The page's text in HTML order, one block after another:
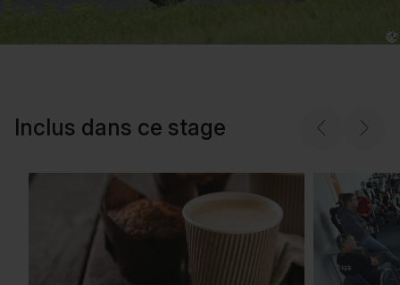
Inclus dans ce stage